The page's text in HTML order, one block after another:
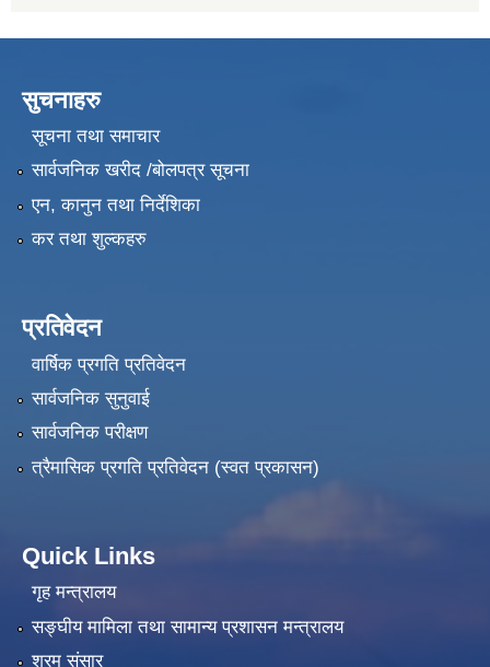
सुचनाहरु
सूचना तथा समाचार
सार्वजनिक खरीद /बोलपत्र सूचना
एन, कानुन तथा निर्देशिका
कर तथा शुल्कहरु
प्रतिवेदन
वार्षिक प्रगति प्रतिवेदन
सार्वजनिक सुनुवाई
सार्वजनिक परीक्षण
त्रैमासिक प्रगति प्रतिवेदन (स्वत प्रकासन)
Quick Links
गृह मन्त्रालय
सङ्‍घीय मामिला तथा सामान्य प्रशासन मन्त्रालय
श्रम संसार